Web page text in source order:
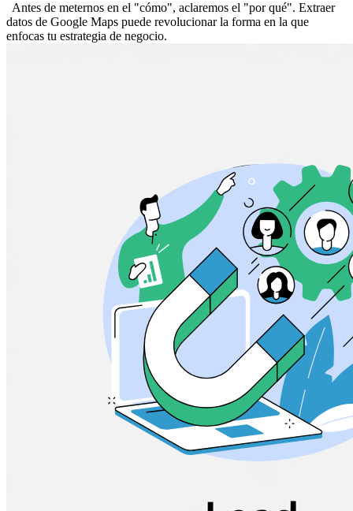
Antes de meternos en el "cómo", aclaremos el "por qué". Extraer
datos de Google Maps puede revolucionar la forma en la que
enfocas tu estrategia de negocio.